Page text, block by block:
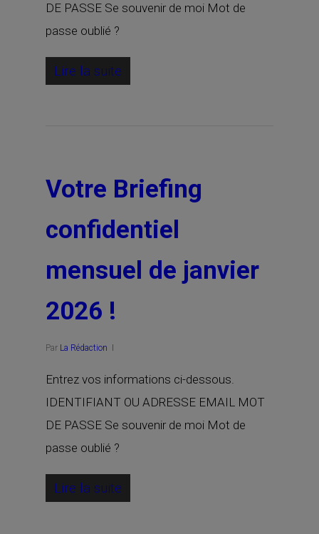
DE PASSE Se souvenir de moi Mot de
passe oublié ?
Lire la suite
Votre Briefing
confidentiel
mensuel de janvier
2026 !
Par La Rédaction
Entrez vos informations ci-dessous.
IDENTIFIANT OU ADRESSE EMAIL MOT
DE PASSE Se souvenir de moi Mot de
passe oublié ?
Lire la suite